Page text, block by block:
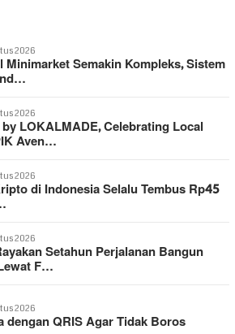
2026
Minimarket Semakin Kompleks, Sistem
2026
LOKALMADE, Celebrating Local
Aven…
2026
di Indonesia Selalu Tembus Rp45
2026
Setahun Perjalanan Bangun
F…
2026
dengan QRIS Agar Tidak Boros